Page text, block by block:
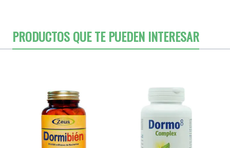
PRODUCTOS QUE TE PUEDEN INTERESAR